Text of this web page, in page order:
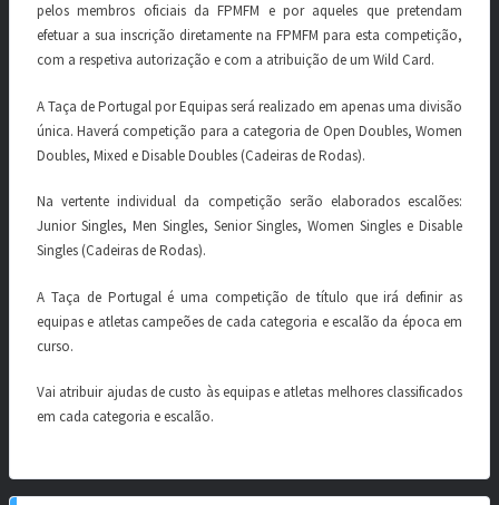
pelos membros oficiais da FPMFM e por aqueles que pretendam
efetuar a sua inscrição diretamente na FPMFM para esta competição,
com a respetiva autorização e com a atribuição de um Wild Card.
A Taça de Portugal por Equipas será realizado em apenas uma divisão
única. Haverá competição para a categoria de Open Doubles, Women
Doubles, Mixed e Disable Doubles (Cadeiras de Rodas).
Na vertente individual da competição serão elaborados escalões:
Junior Singles, Men Singles, Senior Singles, Women Singles e Disable
Singles (Cadeiras de Rodas).
A Taça de Portugal é uma competição de título que irá definir as
equipas e atletas campeões de cada categoria e escalão da época em
curso.
Vai atribuir ajudas de custo às equipas e atletas melhores classificados
em cada categoria e escalão.